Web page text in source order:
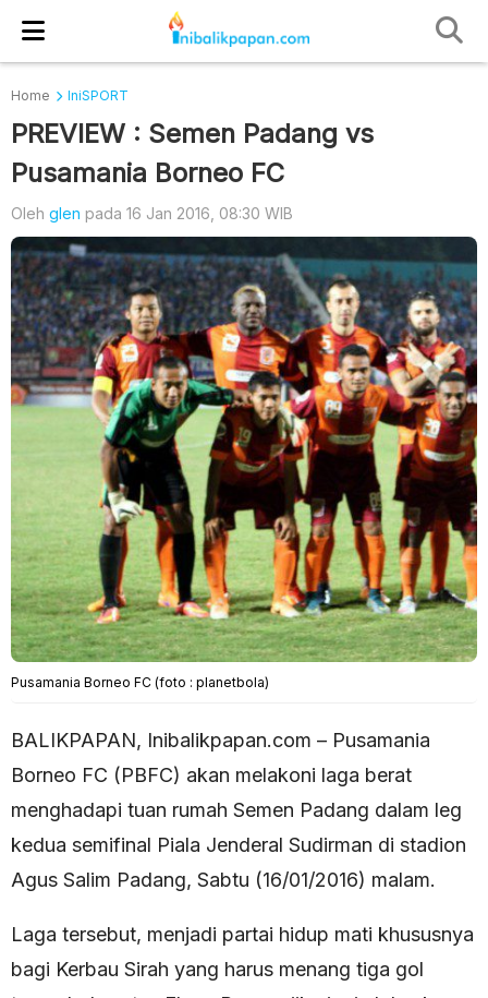
Home IniSPORT
PREVIEW : Semen Padang vs
Pusamania Borneo FC
Oleh glen pada 16 Jan 2016, 08:30 WIB
Pusamania Borneo FC (foto : planetbola)
BALIKPAPAN, Inibalikpapan.com – Pusamania
Borneo FC (PBFC) akan melakoni laga berat
menghadapi tuan rumah Semen Padang dalam leg
kedua semifinal Piala Jenderal Sudirman di stadion
Agus Salim Padang, Sabtu (16/01/2016) malam.
Laga tersebut, menjadi partai hidup mati khususnya
bagi Kerbau Sirah yang harus menang tiga gol